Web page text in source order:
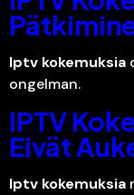
Iptv kokemuksia
ongelman.
IPTV
Eivät
Iptv kokemuksia